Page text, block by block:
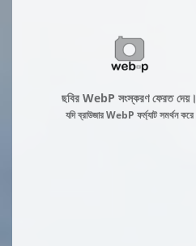
ছবির WebP সংস্করণ ফেরত দেয়।
যদি ব্রাউজার WebP ফর্ম্যাট সমর্থন করে